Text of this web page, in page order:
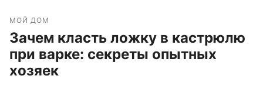
МОЙ ДОМ
Зачем класть ложку в кастрюлю
при варке: секреты опытных
хозяек